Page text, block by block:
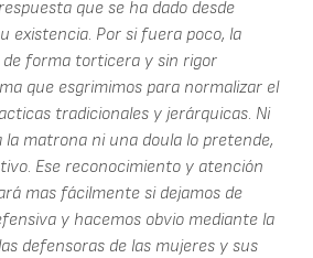
que se ha dado desde
existencia. Por si fuera poco, la
de forma torticera y sin rigor
que esgrimimos para normalizar el
tradicionales y jerárquicas. Ni
matrona ni una doula lo pretende,
Ese reconocimiento y atención
mas fácilmente si dejamos de
y hacemos obvio mediante la
defensoras de las mujeres y sus